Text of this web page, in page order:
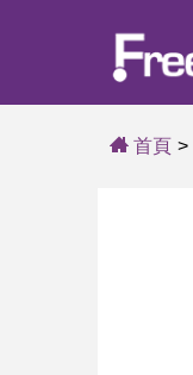
首頁